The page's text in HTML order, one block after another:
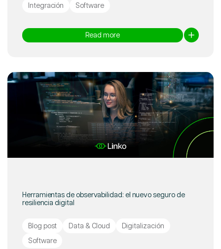
Integración
Software
Read more
Herramientas de observabilidad: el nuevo seguro de
resiliencia digital
Blog post Data & Cloud
Digitalización
Software